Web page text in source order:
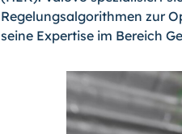
Regelungsalgorithmen zur
seine Expertise im Bereich